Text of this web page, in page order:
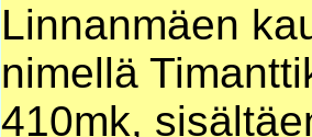
Linnanmäen
nimellä
410mk,